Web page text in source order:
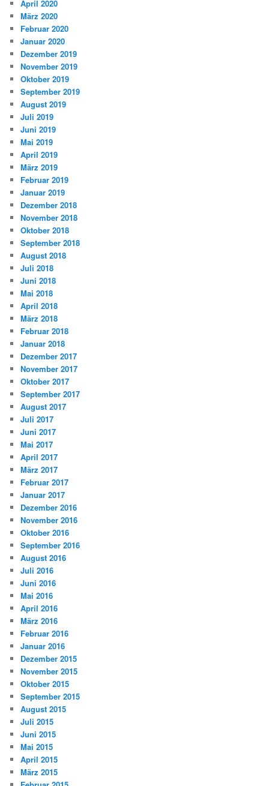
April 2020
März 2020
Februar 2020
Januar 2020
Dezember 2019
November 2019
Oktober 2019
September 2019
August 2019
Juli 2019
Juni 2019
Mai 2019
April 2019
März 2019
Februar 2019
Januar 2019
Dezember 2018
November 2018
Oktober 2018
September 2018
August 2018
Juli 2018
Juni 2018
Mai 2018
April 2018
März 2018
Februar 2018
Januar 2018
Dezember 2017
November 2017
Oktober 2017
September 2017
August 2017
Juli 2017
Juni 2017
Mai 2017
April 2017
März 2017
Februar 2017
Januar 2017
Dezember 2016
November 2016
Oktober 2016
September 2016
August 2016
Juli 2016
Juni 2016
Mai 2016
April 2016
März 2016
Februar 2016
Januar 2016
Dezember 2015
November 2015
Oktober 2015
September 2015
August 2015
Juli 2015
Juni 2015
Mai 2015
April 2015
März 2015